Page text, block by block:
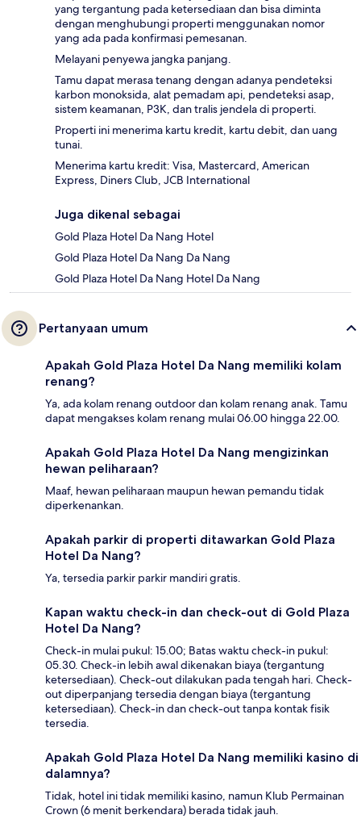
yang tergantung pada ketersediaan dan bisa diminta
dengan menghubungi properti menggunakan nomor
yang ada pada konfirmasi pemesanan.
Melayani penyewa jangka panjang.
Tamu dapat merasa tenang dengan adanya pendeteksi
karbon monoksida, alat pemadam api, pendeteksi asap,
sistem keamanan, P3K, dan tralis jendela di properti.
Properti ini menerima kartu kredit, kartu debit, dan uang
tunai.
Menerima kartu kredit: Visa, Mastercard, American
Express, Diners Club, JCB International
Juga dikenal sebagai
Gold Plaza Hotel Da Nang Hotel
Gold Plaza Hotel Da Nang Da Nang
Gold Plaza Hotel Da Nang Hotel Da Nang
Pertanyaan umum
Apakah Gold Plaza Hotel Da Nang memiliki kolam
renang?
Ya, ada kolam renang outdoor dan kolam renang anak. Tamu
dapat mengakses kolam renang mulai 06.00 hingga 22.00.
Apakah Gold Plaza Hotel Da Nang mengizinkan
hewan peliharaan?
Maaf, hewan peliharaan maupun hewan pemandu tidak
diperkenankan.
Apakah parkir di properti ditawarkan Gold Plaza
Hotel Da Nang?
Ya, tersedia parkir parkir mandiri gratis.
Kapan waktu check-in dan check-out di Gold Plaza
Hotel Da Nang?
Check-in mulai pukul: 15.00; Batas waktu check-in pukul:
05.30. Check-in lebih awal dikenakan biaya (tergantung
ketersediaan). Check-out dilakukan pada tengah hari. Check-
out diperpanjang tersedia dengan biaya (tergantung
ketersediaan). Check-in dan check-out tanpa kontak fisik
tersedia.
Apakah Gold Plaza Hotel Da Nang memiliki kasino di
dalamnya?
Tidak, hotel ini tidak memiliki kasino, namun Klub Permainan
Crown (6 menit berkendara) berada tidak jauh.